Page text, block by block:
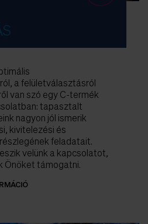
a felületválasztásról
van szó egy C-termék
tapasztalt
nagyon jól ismerik
kivitelezési és
feladatait.
velünk a kapcsolatot,
Önöket támogatni.